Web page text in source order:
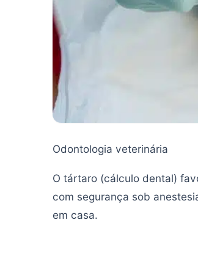
Odontologia veterinária
O tártaro (cálculo dental)
com segurança sob
em casa.